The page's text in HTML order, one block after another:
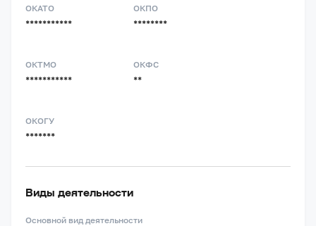
ОКАТО
***********
ОКПО
********
ОКТМО
***********
ОКФС
**
ОКОГУ
*******
Виды деятельности
Основной вид деятельности